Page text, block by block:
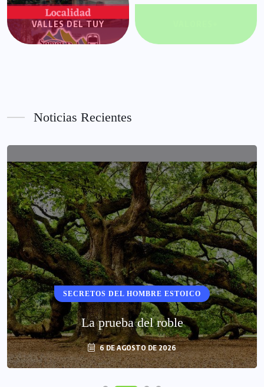
VALLES DEL TUY
Noticias Recientes
SECRETOS DEL HOMBRE ESTOICO
La prueba del roble
6 DE AGOSTO DE 2026